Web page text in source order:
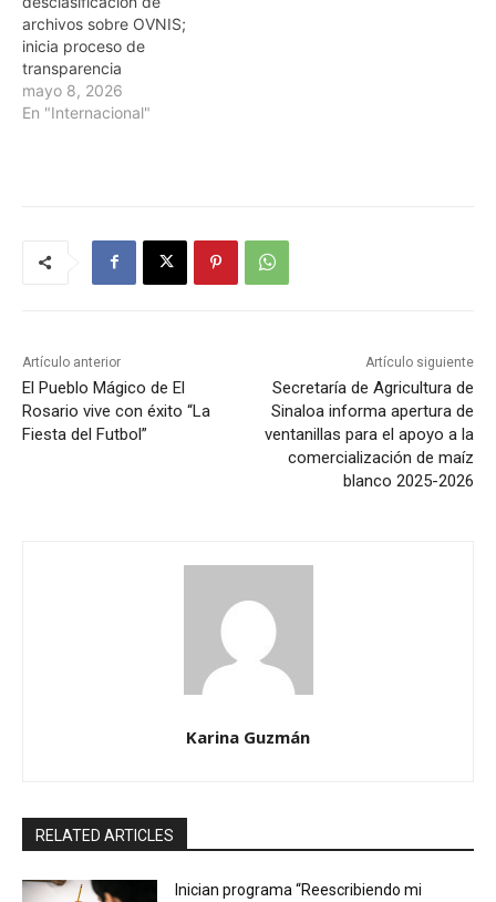
archivos sobre OVNIS;
inicia proceso de
transparencia
mayo 8, 2026
En "Internacional"
Artículo anterior
El Pueblo Mágico de El
Rosario vive con éxito “La
Fiesta del Futbol”
Artículo siguiente
Secretaría de Agricultura de
Sinaloa informa apertura de
ventanillas para el apoyo a la
comercialización de maíz
blanco 2025-2026
Karina Guzmán
RELATED ARTICLES
Inician programa “Reescribiendo mi